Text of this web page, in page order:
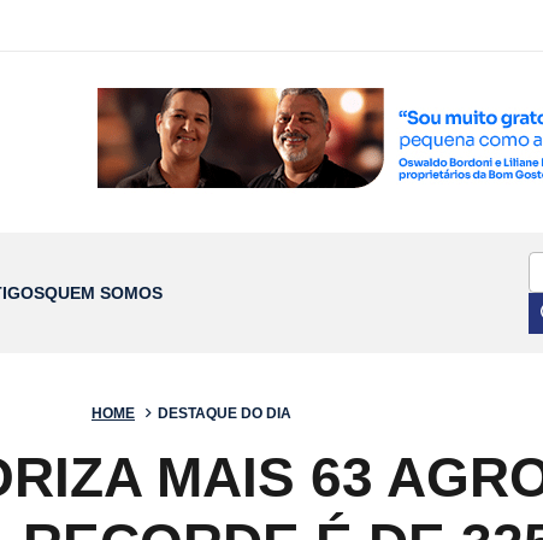
QUEM SOMOS
HOME DESTAQUE DO DIA
MAIS 63